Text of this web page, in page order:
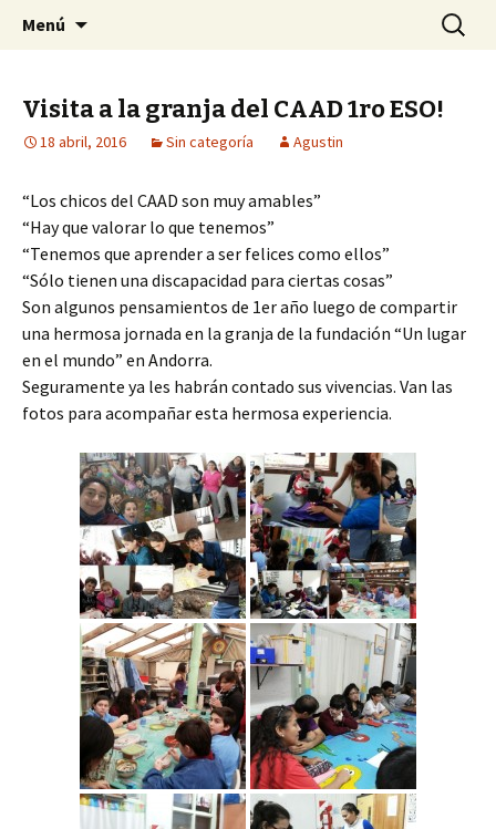
Secundaria Julio Verne
Otro sitio más de Sitios de Escuela Julio
Verne
Menú Buscar:
Visita a la granja del CAAD 1ro ESO!
18 abril, 2016 Sin categoría Agustin
“Los chicos del CAAD son muy amables”
“Hay que valorar lo que tenemos”
“Tenemos que aprender a ser felices como ellos”
“Sólo tienen una discapacidad para ciertas cosas”
Son algunos pensamientos de 1er año luego de compartir
una hermosa jornada en la granja de la fundación “Un lugar
en el mundo” en Andorra.
Seguramente ya les habrán contado sus vivencias. Van las
fotos para acompañar esta hermosa experiencia.